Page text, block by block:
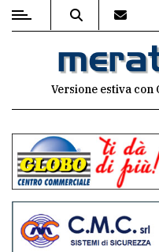
MENU
commenti
Contenuti
del
sito
Versione estiva con